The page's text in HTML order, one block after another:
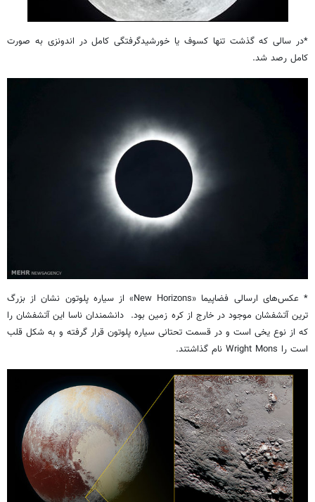
*در سالی که گذشت تنها کسوف یا خورشیدگرفتگی کامل در اندونزی به صورت
کامل رصد شد.
* عکس‌های ارسالی فضاپیما «New Horizons» از سیاره پلوتون نشان از بزرگ
ترین آتشفشان موجود در خارج از کره زمین بود. دانشمندان ناسا این آتشفشان را
که از نوع یخی است و در قسمت تحتانی سیاره پلوتون قرار گرفته و به شکل قلب
است را Wright Mons نام گذاشتند.